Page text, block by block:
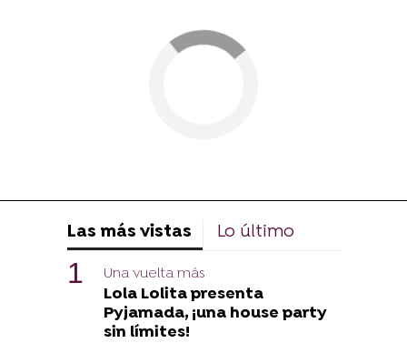
Las más vistas Lo último
Una vuelta más
Lola Lolita presenta
Pyjamada, ¡una house party
sin límites!